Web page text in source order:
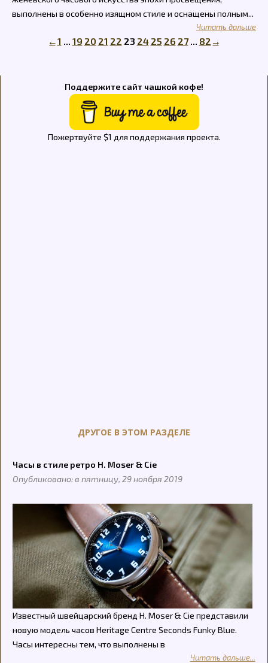
выполнены в особенно изящном стиле и оснащены полным...
Читать дальше
←1 19 20 21 22 23 24 25 26 27 82 →
Поддержите сайт чашкой кофе!
Пожертвуйте $1 для поддержания проекта.
ДРУГОЕ В ЭТОМ РАЗДЕЛЕ
Часы в стиле ретро H. Moser & Cie
Опубликовано: в пятницу, 29 ноября 2019
Известный швейцарский бренд H. Moser & Cie представили
новую модель часов Heritage Centre Seconds Funky Blue.
Часы интересны тем, что выполнены в
Читать дальше...